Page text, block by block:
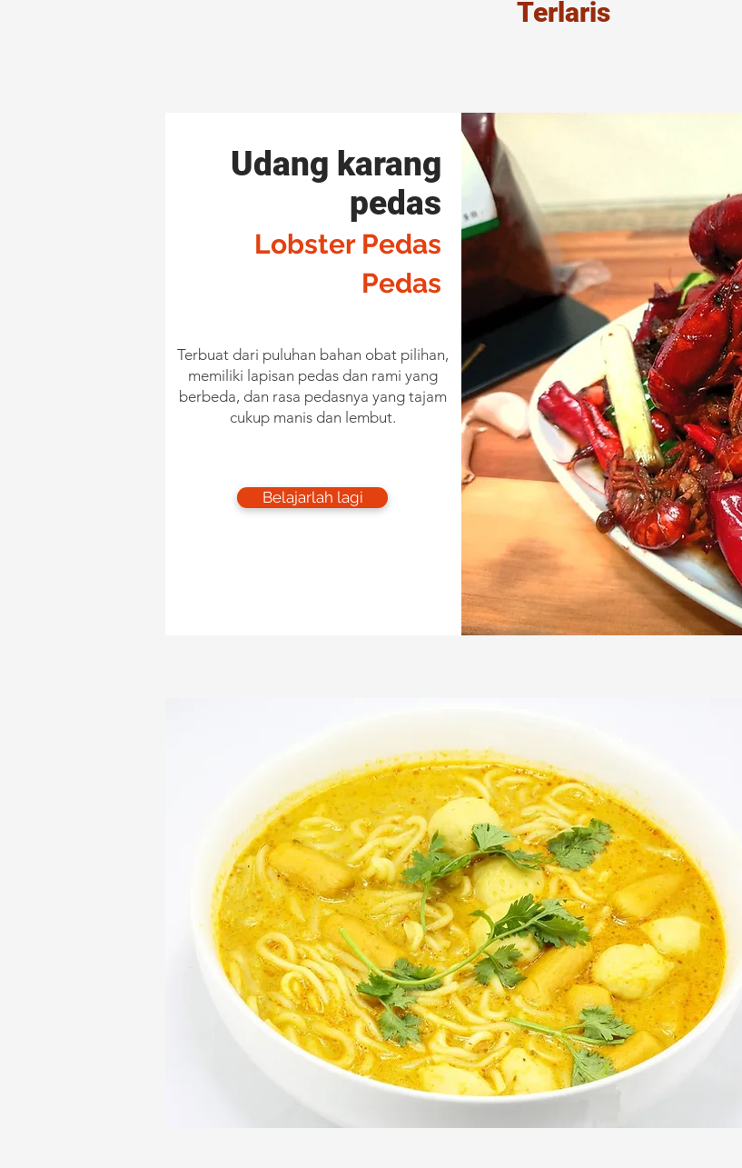
Terlaris
Udang karang
pedas
Lobster Pedas
Pedas
​Terbuat dari puluhan bahan obat pilihan,
memiliki lapisan pedas dan rami yang
berbeda, dan rasa pedasnya yang tajam
cukup manis dan lembut.
Belajarlah lagi